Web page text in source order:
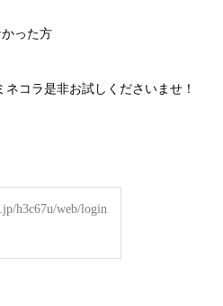
った方
コラ是非お試しくださいませ！
h3c67u/web/login